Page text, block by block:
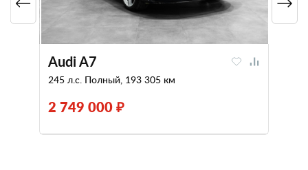
Audi A7
245 л.с. Полный, 193 305 км
2 749 000 ₽